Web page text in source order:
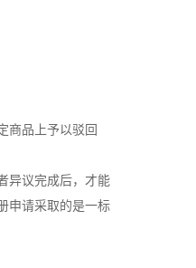
商品上予以驳回
异议完成后，才能
申请采取的是一标